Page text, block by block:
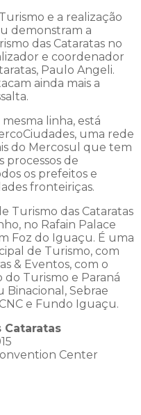
e a realização
demonstram a
das Cataratas no
e coordenador
Paulo Angeli.
ainda mais a
linha, está
uma rede
do Mercosul que tem
processos de
os prefeitos e
fronteiriças.
Turismo das Cataratas
no Rafain Palace
Foz do Iguaçu. É uma
de Turismo, com
& Eventos, com o
do Turismo e Paraná
Binacional, Sebrae
e Fundo Iguaçu.
Cataratas
Center